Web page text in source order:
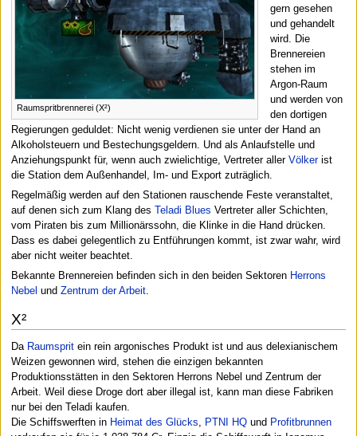
Raumspritbrennerei (X²)
gern gesehen
und gehandelt
wird. Die
Brennereien
stehen im
Argon-Raum
und werden von
den dortigen
Regierungen geduldet: Nicht wenig verdienen sie unter der Hand an
Alkoholsteuern und Bestechungsgeldern. Und als Anlaufstelle und
Anziehungspunkt für, wenn auch zwielichtige, Vertreter aller Völkerist
die Station dem Außenhandel, Im- und Export zuträglich.
Regelmäßig werden auf den Stationen rauschende Feste veranstaltet,
auf denen sich zum Klang des
Teladi Blues Vertreter aller Schichten,
vom Piraten bis zum Millionärssohn, die Klinke in die Hand drücken.
Dass es dabei gelegentlich zu Entführungen kommt, ist zwar wahr, wird
aber nicht weiter beachtet.
Bekannte Brennereien befinden sich in den beiden Sektoren Herrons
Nebel und Zentrum der Arbeit.
X²
Da Raumspritein rein argonisches Produkt ist und aus delexianischem
Weizen gewonnen wird, stehen die einzigen bekannten
Produktionsstätten in den Sektoren Herrons Nebel und Zentrum der
Arbeit. Weil diese Droge dort aber illegal ist, kann man diese Fabriken
nur bei den Teladi kaufen.
Die Schiffswerften in Heimat des Glücks, PTNI HQund Profitbrunnen